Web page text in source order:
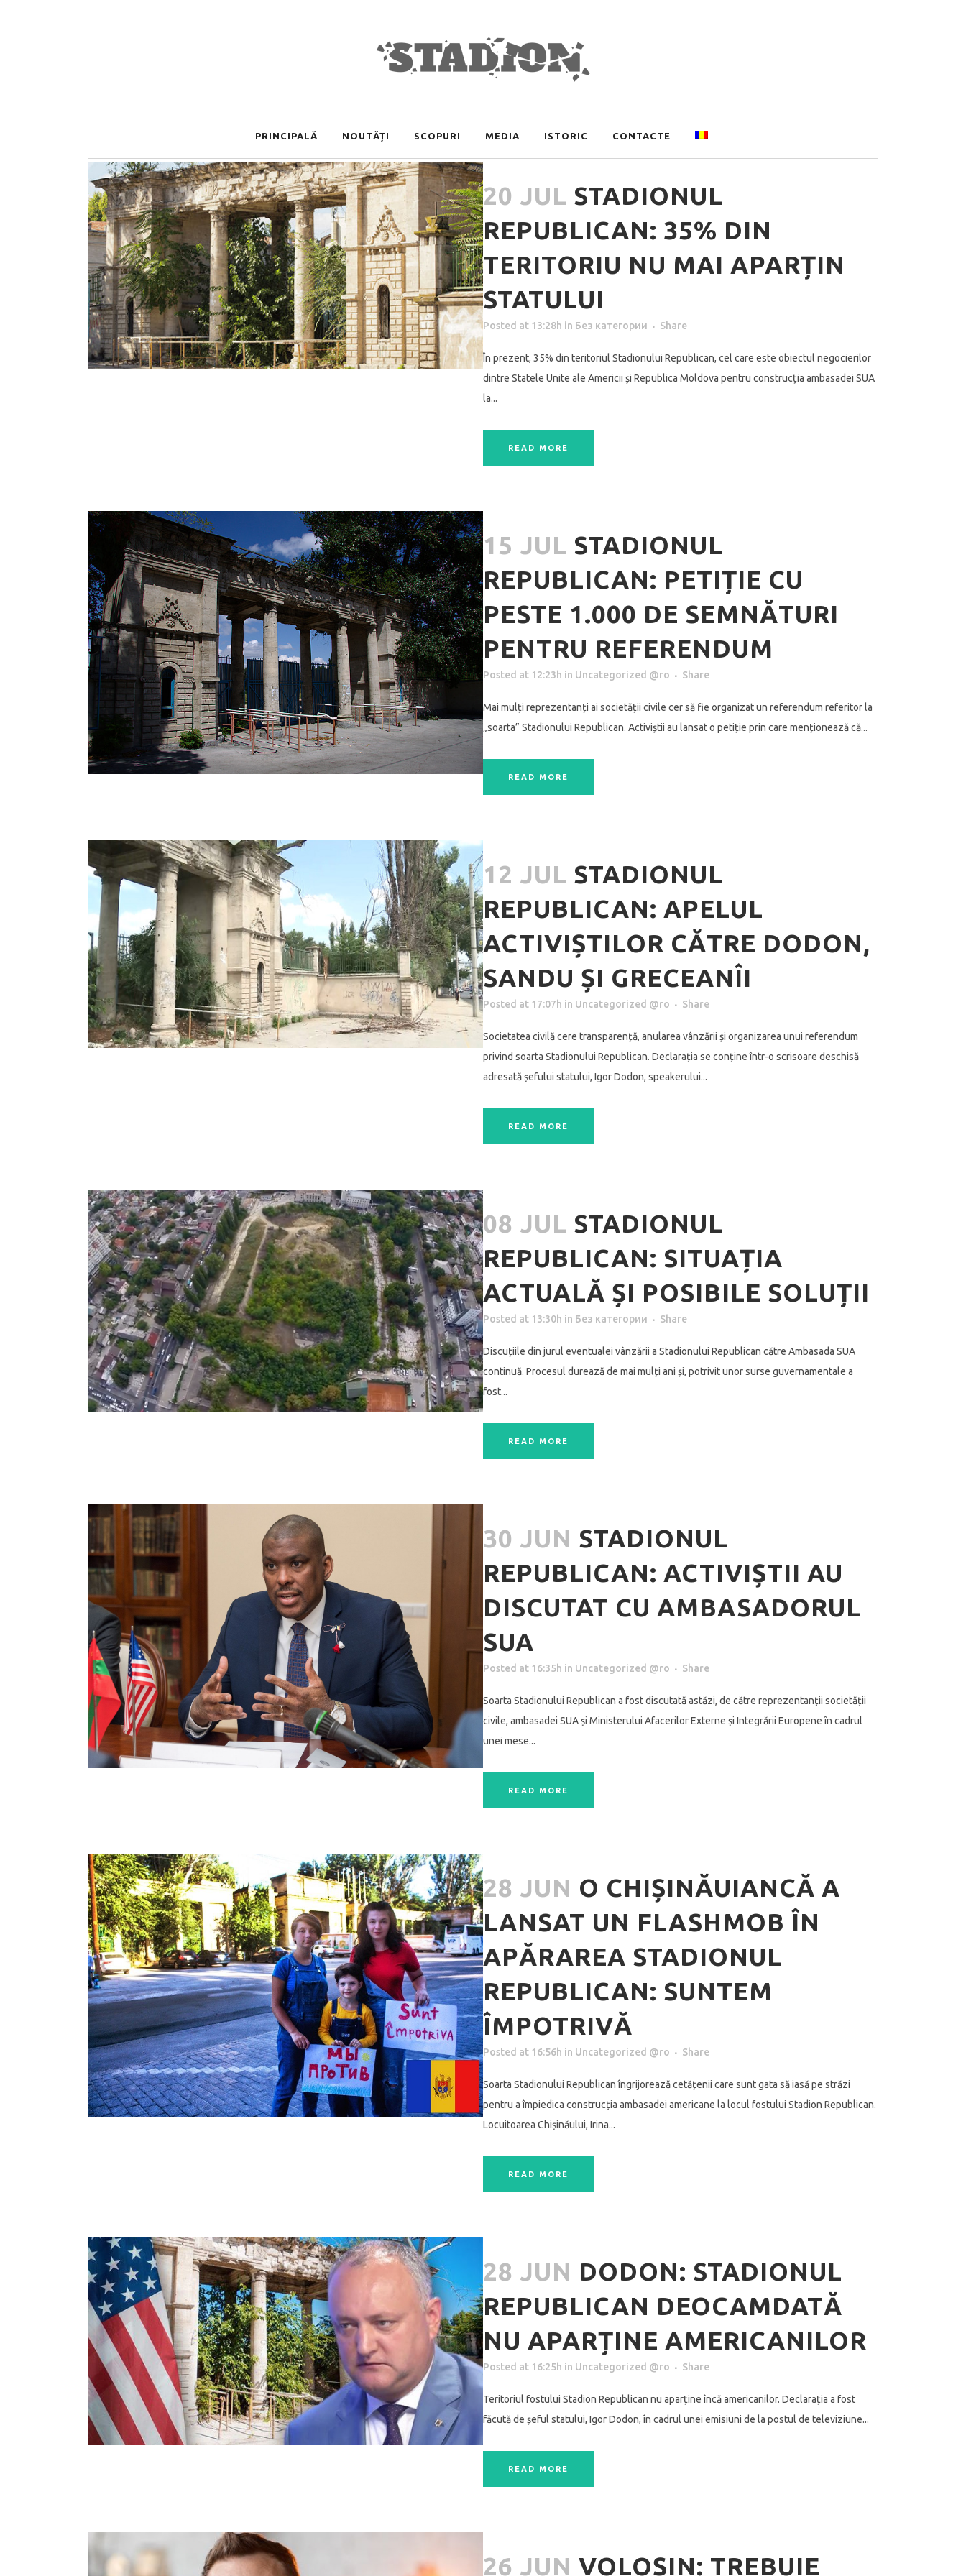
PRINCIPALĂ NOUTĂȚI SCOPURI MEDIA ISTORIC CONTACTE
20 JUL STADIONUL
REPUBLICAN: 35% DIN
TERITORIU NU MAI APARȚIN
STATULUI
Posted at 13:28h in Без категории Share
În prezent, 35% din teritoriul Stadionului Republican, cel care este obiectul negocierilor
dintre Statele Unite ale Americii și Republica Moldova pentru construcția ambasadei SUA
la...
READ MORE
15 JUL STADIONUL
REPUBLICAN: PETIȚIE CU
PESTE 1.000 DE SEMNĂTURI
PENTRU REFERENDUM
Posted at 12:23h in Uncategorized @ro Share
Mai mulți reprezentanți ai societății civile cer să fie organizat un referendum referitor la
„soarta” Stadionului Republican. Activiștii au lansat o petiție prin care menționează că...
READ MORE
12 JUL STADIONUL
REPUBLICAN: APELUL
ACTIVIȘTILOR CĂTRE DODON,
SANDU ȘI GRECEANÎI
Posted at 17:07h in Uncategorized @ro Share
Societatea civilă cere transparență, anularea vânzării și organizarea unui referendum
privind soarta Stadionului Republican. Declarația se conține într-o scrisoare deschisă
adresată șefului statului, Igor Dodon, speakerului...
READ MORE
08 JUL STADIONUL
REPUBLICAN: SITUAȚIA
ACTUALĂ ȘI POSIBILE SOLUȚII
Posted at 13:30h in Без категории Share
Discuțiile din jurul eventualei vânzării a Stadionului Republican către Ambasada SUA
continuă. Procesul durează de mai mulți ani și, potrivit unor surse guvernamentale a
fost...
READ MORE
30 JUN STADIONUL
REPUBLICAN: ACTIVIȘTII AU
DISCUTAT CU AMBASADORUL
SUA
Posted at 16:35h in Uncategorized @ro Share
Soarta Stadionului Republican a fost discutată astăzi, de către reprezentanții societății
civile, ambasadei SUA și Ministerului Afacerilor Externe și Integrării Europene în cadrul
unei mese...
READ MORE
28 JUN O CHIȘINĂUIANCĂ A
LANSAT UN FLASHMOB ÎN
APĂRAREA STADIONUL
REPUBLICAN: SUNTEM
ÎMPOTRIVĂ
Posted at 16:56h in Uncategorized @ro Share
Soarta Stadionului Republican îngrijorează cetățenii care sunt gata să iasă pe străzi
pentru a împiedica construcția ambasadei americane la locul fostului Stadion Republican.
Locuitoarea Chișinăului, Irina...
READ MORE
28 JUN DODON: STADIONUL
REPUBLICAN DEOCAMDATĂ
NU APARȚINE AMERICANILOR
Posted at 16:25h in Uncategorized @ro Share
Teritoriul fostului Stadion Republican nu aparține încă americanilor. Declarația a fost
făcută de șeful statului, Igor Dodon, în cadrul unei emisiuni de la postul de televiziune...
READ MORE
26 JUN VOLOȘIN: TREBUIE